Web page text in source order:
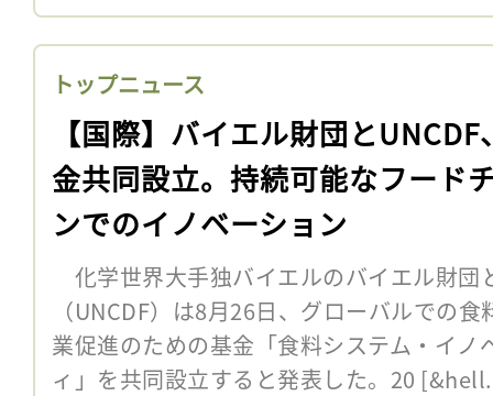
トップニュース
【国際】バイエル財団とUNCDF
金共同設立。持続可能なフード
ンでのイノベーション
化学世界大手独バイエルのバイエル財団
（UNCDF）は8月26日、グローバルでの
業促進のための基金「食料システム・イノ
ィ」を共同設立すると発表した。20